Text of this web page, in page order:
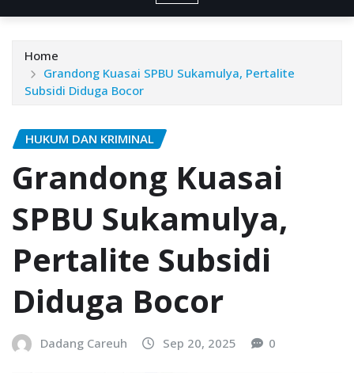
Home
Grandong Kuasai SPBU Sukamulya, Pertalite
Subsidi Diduga Bocor
HUKUM DAN KRIMINAL
Grandong Kuasai
SPBU Sukamulya,
Pertalite Subsidi
Diduga Bocor
Dadang Careuh Sep 20, 2025 0